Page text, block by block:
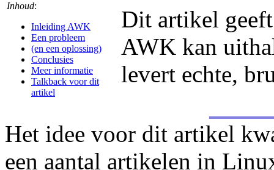
Inhoud:
Inleiding AWK
Een probleem
(en een oplossing)
Conclusies
Meer informatie
Talkback voor dit
artikel
Dit artikel
AWK kan
levert echte,
Het idee voor dit artikel
een aantal artikelen in